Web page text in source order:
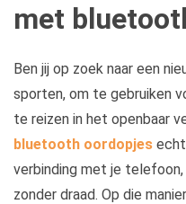
met
Ben jij op zoek naar een
sporten, om te gebruiken
te reizen in het openbaar
bluetooth oordopjes
verbinding met je
zonder draad. Op die